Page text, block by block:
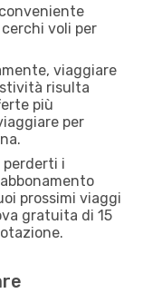
voli per
viaggiare
risulta
più
per
perderti i
prossimi viaggi
gratuita di 15